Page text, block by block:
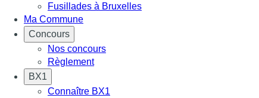
Fusillades à Bruxelles
Ma Commune
Concours
Nos concours
Règlement
BX1
Connaître BX1